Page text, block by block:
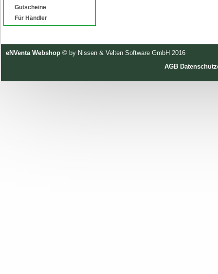
Gutscheine
Für Händler
eNVenta Webshop © by Nissen & Velten Software GmbH 2016
AGB